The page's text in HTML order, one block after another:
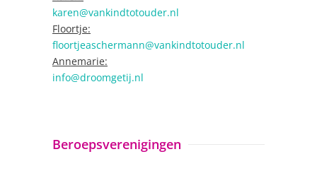
karen@vankindtotouder.nl
Floortje:
floortjeaschermann@vankindtotouder.nl
Annemarie:
info@droomgetij.nl
Beroepsverenigingen